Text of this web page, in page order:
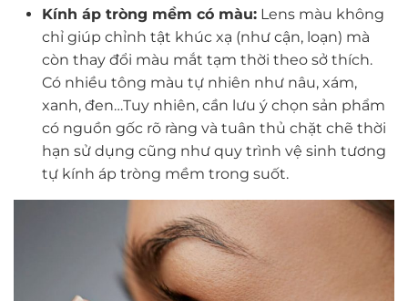
Kính áp tròng mềm có màu:Lens màu không
chỉ giúp chỉnh tật khúc xạ (như cận, loạn) mà
còn thay đổi màu mắt tạm thời theo sở thích.
Có nhiều tông màu tự nhiên như nâu, xám,
xanh, đen…Tuy nhiên, cần lưu ý chọn sản phẩm
có nguồn gốc rõ ràng và tuân thủ chặt chẽ thời
hạn sử dụng cũng như quy trình vệ sinh tương
tự kính áp tròng mềm trong suốt.